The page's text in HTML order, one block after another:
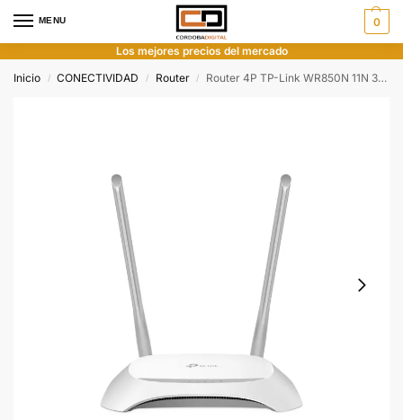
MENU 0
Los mejores precios del mercado
Inicio
/ CONECTIVIDAD / Router / Router 4P TP-Link WR850N 11N 300MBPS 2X5DBI